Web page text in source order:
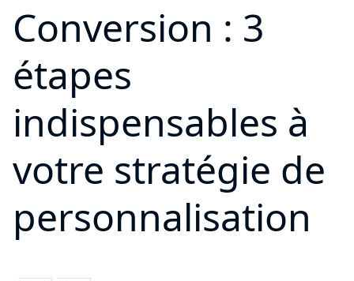
Conversion : 3
étapes
indispensables à
votre stratégie de
personnalisation